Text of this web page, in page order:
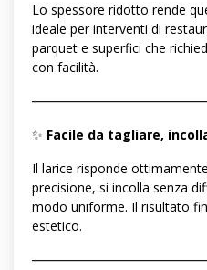
Lo spessore ridotto rende
ideale per interventi di
parquet e superfici che
con facilità.
✨ Facile da tagliare,
Il larice risponde
precisione, si incolla senza
modo uniforme. Il risultato
estetico.